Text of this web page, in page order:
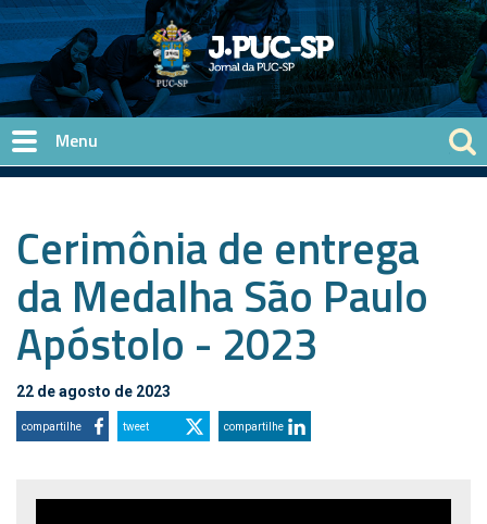
Pular para o conteúdo principal
Cerimônia de entrega
da Medalha São Paulo
Apóstolo - 2023
22 de agosto de 2023
compartilhe tweet compartilhe